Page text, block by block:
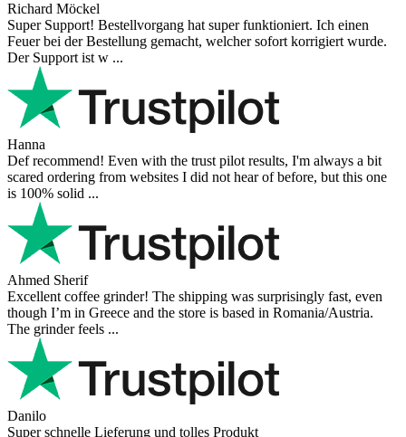
Richard Möckel
Super Support! Bestellvorgang hat super funktioniert. Ich einen
Feuer bei der Bestellung gemacht, welcher sofort korrigiert wurde.
Der Support ist w ...
Hanna
Def recommend! Even with the trust pilot results, I'm always a bit
scared ordering from websites I did not hear of before, but this one
is 100% solid ...
Ahmed Sherif
Excellent coffee grinder! The shipping was surprisingly fast, even
though I’m in Greece and the store is based in Romania/Austria.
The grinder feels ...
Danilo
Super schnelle Lieferung und tolles Produkt